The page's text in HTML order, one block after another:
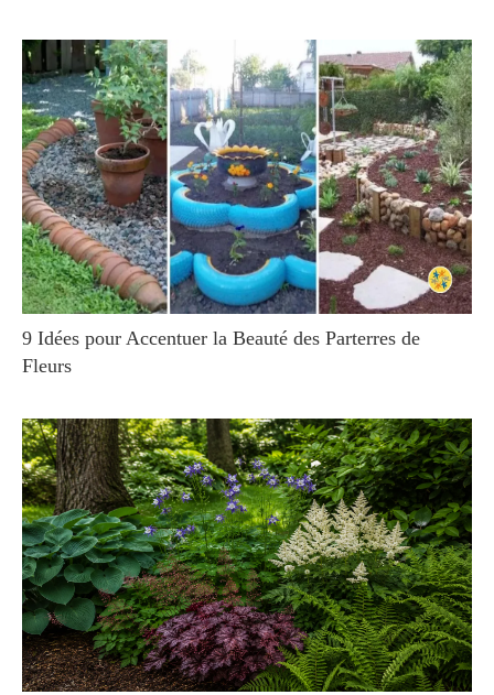
9 Idées pour Accentuer la Beauté des Parterres de
Fleurs